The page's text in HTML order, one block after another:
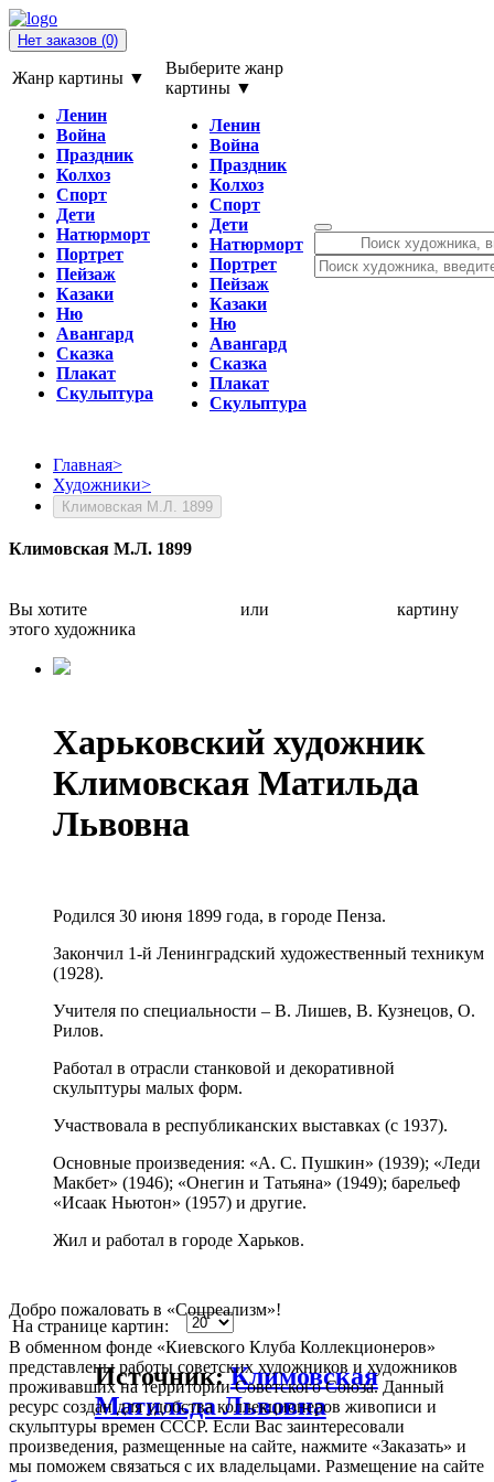
Нет заказов (0)
Жанр картины ▼
Ленин
Война
Праздник
Колхоз
Спорт
Дети
Натюрморт
Портрет
Пейзаж
Казаки
Ню
Авангард
Сказка
Плакат
Скульптура
Выберите жанр
картины ▼
Ленин
Война
Праздник
Колхоз
Спорт
Дети
Натюрморт
Портрет
Пейзаж
Казаки
Ню
Авангард
Сказка
Плакат
Скульптура
Главная>
Художники>
Климовская М.Л. 1899
Климовская М.Л. 1899
Вы хотите или
картину
этого художника
Харьковский художник
Климовская Матильда
Львовна
Родился 30 июня 1899 года, в городе Пенза.
Закончил 1-й Ленинградский художественный техникум
(1928).
Учителя по специальности – В. Лишев, В. Кузнецов, О.
Рилов.
Работал в отрасли станковой и декоративной
скульптуры малых форм.
Участвовала в республиканских выставках (с 1937).
Основные произведения: «А. С. Пушкин» (1939); «Леди
Макбет» (1946); «Онегин и Татьяна» (1949); барельеф
«Исаак Ньютон» (1957) и другие.
Жил и работал в городе Харьков.
На странице картин:
Источник:Климовская
Матильда Львовна
Добро пожаловать в «Соцреализм»!
В обменном фонде «Киевского Клуба Коллекционеров»
представлены работы советских художников и художников
проживавших на территории Советского Союза. Данный
ресурс создан для удобства коллекционеров живописи и
скульптуры времен СССР. Если Вас заинтересовали
произведения, размещенные на сайте, нажмите «Заказать» и
мы поможем связаться с их владельцами. Размещение на сайте